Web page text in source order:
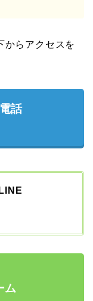
からアクセスを
話
ム